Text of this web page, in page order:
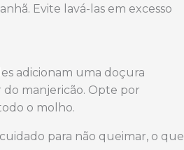
Evite lavá-las em excesso
adicionam uma doçura
manjericão. Opte por
o molho.
para não queimar, o que